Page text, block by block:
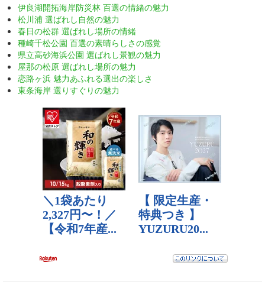
伊良湖開拓海岸防災林 百選の情緒の魅力
松川浦 選ばれし自然の魅力
春日の松群 選ばれし場所の情緒
種崎千松公園 百選の素晴らしさの感覚
県立高砂海浜公園 選ばれし景観の魅力
屋那の松原 選ばれし場所の魅力
恋路ヶ浜 魅力あふれる選出の楽しさ
東条海岸 選りすぐりの魅力